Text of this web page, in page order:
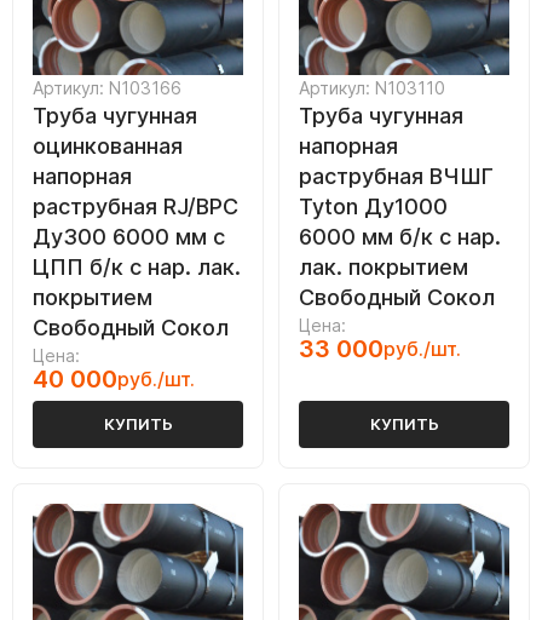
Артикул: N103166
Труба чугунная
оцинкованная
напорная
раструбная RJ/ВРС
Ду300 6000 мм с
ЦПП б/к с нар. лак.
покрытием
Свободный Сокол
Цена:
40 000руб./шт.
КУПИТЬ
Артикул: N103110
Труба чугунная
напорная
раструбная ВЧШГ
Tyton Ду1000
6000 мм б/к с нар.
лак. покрытием
Свободный Сокол
Цена:
33 000руб./шт.
КУПИТЬ